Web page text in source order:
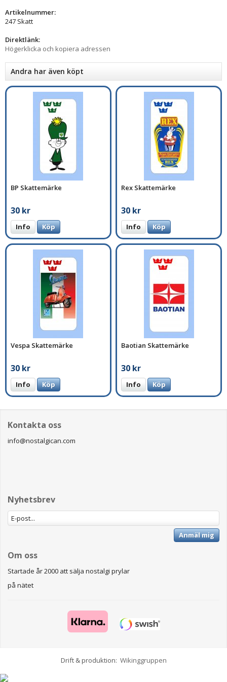
Artikelnummer:
247 Skatt
Direktlänk:
Högerklicka och kopiera adressen
Andra har även köpt
BP Skattemärke
30 kr
Info Köp
Rex Skattemärke
30 kr
Info Köp
Vespa Skattemärke
30 kr
Info Köp
Baotian Skattemärke
30 kr
Info Köp
Kontakta oss
info@nostalgican.com
Nyhetsbrev
Anmäl mig
Om oss
Startade år 2000 att sälja nostalgi prylar
på nätet
Drift & produktion: Wikinggruppen